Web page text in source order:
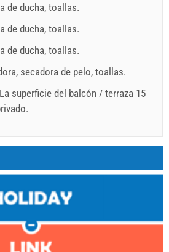
de ducha, toallas.
de ducha, toallas.
de ducha, toallas.
, secadora de pelo, toallas.
La superficie del balcón / terraza 15
.
2026 EUR
2026
2026
1 sept. 2026
30 sept. 2026
1 oct. 2026
red el fondo están reservadas
agosto 2026
X J V S
1
2
6
con estrella (*) son obligatorios!